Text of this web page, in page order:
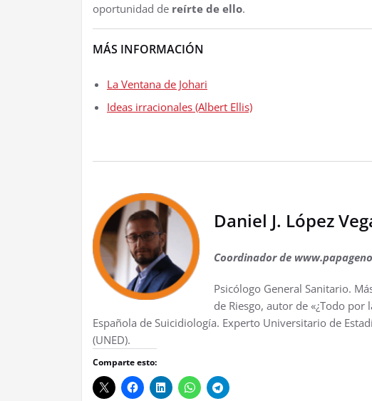
oportunidad de reírte de ello.
MÁS INFORMACIÓN
La Ventana de Johari
Ideas irracionales (Albert Ellis)
Daniel J. López
Coordinador de
Psicólogo General Sanitario.
de Riesgo, autor de «¿Todo por
Española de Suicidiología. Experto Universitario de
(UNED).
Comparte esto: